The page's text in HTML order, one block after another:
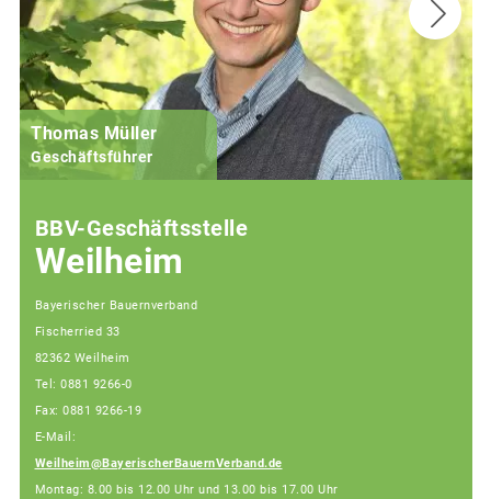
Thomas Müller
Geschäftsführer
BBV-Geschäftsstelle
Weilheim
Bayerischer Bauernverband
Fischerried 33
82362 Weilheim
Tel: 0881 9266-0
Fax: 0881 9266-19
E-Mail:
Weilheim@BayerischerBauernVerband.de
Montag: 8.00 bis 12.00 Uhr und 13.00 bis 17.00 Uhr